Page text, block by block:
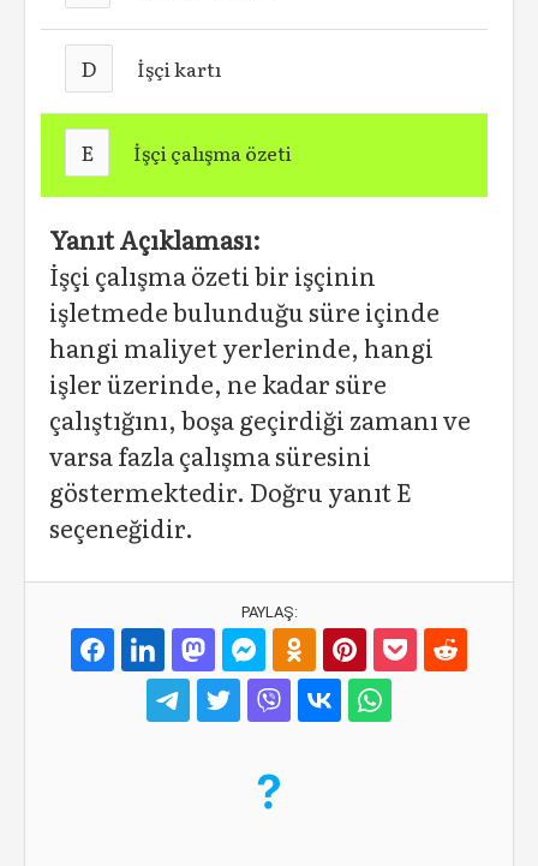
D İşçi kartı
E İşçi çalışma özeti
Yanıt Açıklaması:
İşçi çalışma özeti bir işçinin
işletmede bulunduğu süre içinde
hangi maliyet yerlerinde, hangi
işler üzerinde, ne kadar süre
çalıştığını, boşa geçirdiği zamanı ve
varsa fazla çalışma süresini
göstermektedir. Doğru yanıt E
seçeneğidir.
PAYLAŞ: